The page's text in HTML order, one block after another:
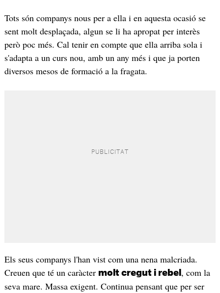
Tots són companys nous per a ella i en aquesta ocasió se
sent molt desplaçada, algun se li ha apropat per interès
però poc més. Cal tenir en compte que ella arriba sola i
s'adapta a un curs nou, amb un any més i que ja porten
diversos mesos de formació a la fragata.
Els seus companys l'han vist com una nena malcriada.
Creuen que té un caràcter molt cregut i rebel , com la
seva mare. Massa exigent. Continua pensant que per ser